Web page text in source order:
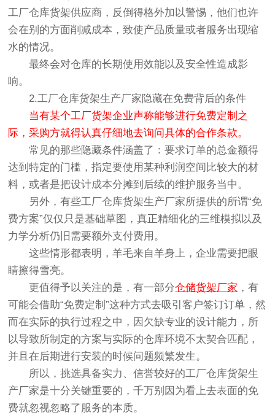
工厂仓库货架供应商，反倒得格外加以警惕，他们也许
会在别的方面削减成本，致使产品质量或者服务出现缩
水的情况。
最终会对仓库的长期使用效能以及安全性造成影
响。
2.工厂仓库货架生产厂家隐藏在免费背后的条件
当有某个工厂货架企业声称能够进行免费定制之
际，采购方就得认真仔细地去询问具体的合作条款。
常见的那些隐藏条件涵盖了：要求订单的总金额得
达到特定的门槛，指定要使用某种利润空间比较大的材
料，或者是把设计成本分摊到后续的维护服务当中。
另外，有些工厂仓库货架生产厂家所提供的所谓“免
费方案”仅仅只是基础草图，真正精细化的三维模拟以及
力学分析仍旧需要额外支付费用。
这些情形都表明，羊毛来自羊身上，企业需要把眼
睛擦得雪亮。
更值得予以关注的是，有一部分仓储货架厂家 ，有
可能会借助“免费定制”这种方式去吸引客户签订订单，然
而在实际的执行过程之中，因欠缺专业的设计能力，所
以导致所制定的方案与实际的仓库环境不太契合匹配，
并且在后期进行安装的时候问题频繁发生。
所以，挑选具备实力、信誉较好的工厂仓库货架生
产厂家是十分关键重要的，千万别因为看上去表面的免
费就忽视忽略了服务的本质。